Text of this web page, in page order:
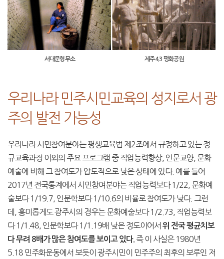
서대문형무소 제주4.3 평화공원
우리나라 민주시민교육의 성지로서 광
주의 발전 가능성
우리나라 시민참여분야는 평생교육법 제2조에서 규정하고 있는 정
규교육과정 이외의 주요 프로그램 중 직업능력향상, 인문교양, 문화
예술에 비해 그 참여도가 압도적으로 낮은 상태에 있다. 예를 들어
2017년 전국통계에서 시민참여분야는 직업능력보다 1/22, 문화예
술보다 1/19.7, 인문학보다 1/10.6의 비율로 참여도가 낮다. 그런
데, 흥미롭게도 광주시의 경우는 문화예술보다 1/2.73, 직업능력보
다 1/1.48, 인문학보다 1/1.19배 낮은 정도이어서 위 전국 평균치보
다 무려 8배가 많은 참여도를 보이고 있다. 즉 이 사실은 1980년
5.18 민주화운동에서 보듯이 광주시민이 민주주의 최후의 보루인 저